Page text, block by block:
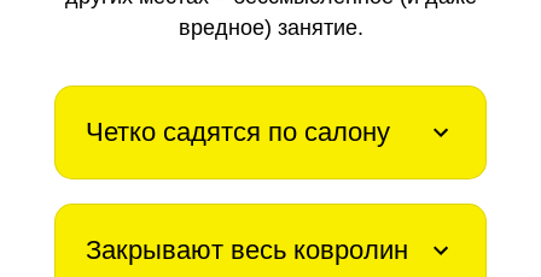
вредное) занятие.
Четко садятся по салону
Закрывают весь ковролин